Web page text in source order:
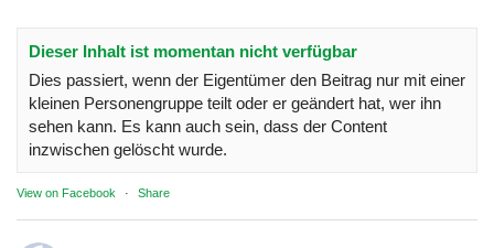
Dieser Inhalt ist momentan nicht verfügbar
Dies passiert, wenn der Eigentümer den Beitrag nur mit einer
kleinen Personengruppe teilt oder er geändert hat, wer ihn
sehen kann. Es kann auch sein, dass der Content
inzwischen gelöscht wurde.
View on Facebook · Share